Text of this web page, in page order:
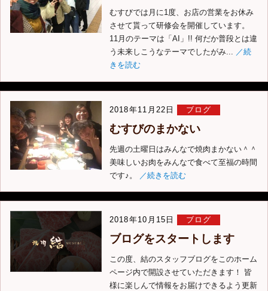
むすびでは月に1度、お店の営業をお休み
させて貰って研修会を開催しています。
11月のテーマは「AI」!! 何だか普段とは違
う未来しこうなテーマでしたがみ... ／続
きを読む
2018年11月22日 ブログ
むすびのまかない
先週の土曜日はみんなで焼肉まかない＾＾
美味しいお肉をみんなで食べて至福の時間
です♪。
／続きを読む
2018年10月15日 ブログ
ブログをスタートします
この度、結のスタッフブログをこのホーム
ページ内で開設させていただきます！ 皆
様に楽しんで情報をお届けできるよう更新